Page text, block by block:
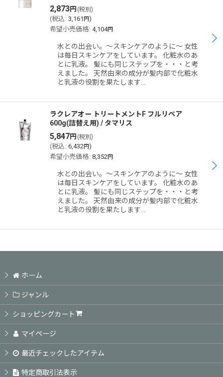
2,873円 (税別)
(税込 : 3,161 円)
希望小売価格: 4,104円
水との出会い。〜スキンケアのように〜 女性
は毎日スキンケアをしています。 化粧水のあ
とに乳液。 髪にも同じステップを・・・と考
えました。 天然由来の成分が髪内部で化粧水
と乳液の役割を果たします…
ラクレアオー トリートメントF フルリペア
600g(詰替え用) / タマリス
5,847円 (税別)
(税込 : 6,432 円)
希望小売価格: 8,352 円
水との出会い。〜スキンケアのように〜 女性
は毎日スキンケアをしています。 化粧水のあ
とに乳液。 髪にも同じステップを・・・と考
えました。 天然由来の成分が髪内部で化粧水
と乳液の役割を果たします…
ホーム
ジャンル
ショッピングカート
マイページ
最近チェックしたアイテム
特定商取引法表示